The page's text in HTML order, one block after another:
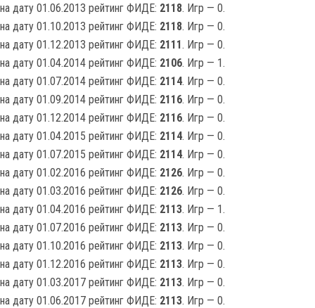
на дату 01.06.2013 рейтинг ФИДЕ: 2118. Игр — 0.
на дату 01.10.2013 рейтинг ФИДЕ: 2118. Игр — 0.
на дату 01.12.2013 рейтинг ФИДЕ: 2111. Игр — 0.
на дату 01.04.2014 рейтинг ФИДЕ: 2106. Игр — 1.
на дату 01.07.2014 рейтинг ФИДЕ: 2114. Игр — 0.
на дату 01.09.2014 рейтинг ФИДЕ: 2116. Игр — 0.
на дату 01.12.2014 рейтинг ФИДЕ: 2116. Игр — 0.
на дату 01.04.2015 рейтинг ФИДЕ: 2114. Игр — 0.
на дату 01.07.2015 рейтинг ФИДЕ: 2114. Игр — 0.
на дату 01.02.2016 рейтинг ФИДЕ: 2126. Игр — 0.
на дату 01.03.2016 рейтинг ФИДЕ: 2126. Игр — 0.
на дату 01.04.2016 рейтинг ФИДЕ: 2113. Игр — 1.
на дату 01.07.2016 рейтинг ФИДЕ: 2113. Игр — 0.
на дату 01.10.2016 рейтинг ФИДЕ: 2113. Игр — 0.
на дату 01.12.2016 рейтинг ФИДЕ: 2113. Игр — 0.
на дату 01.03.2017 рейтинг ФИДЕ: 2113. Игр — 0.
на дату 01.06.2017 рейтинг ФИДЕ: 2113. Игр — 0.